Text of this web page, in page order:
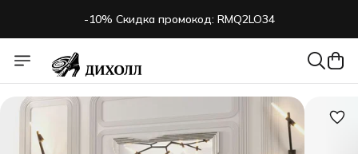
-10% Скидка промокод: RMQ2LO34